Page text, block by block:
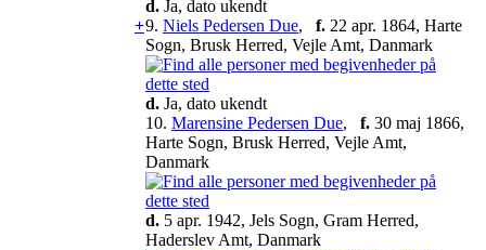
d. Ja, dato ukendt
+9. Niels Pedersen Due, f. 22 apr. 1864, Harte
Sogn, Brusk Herred, Vejle Amt, Danmark
d. Ja, dato ukendt
10. Marensine Pedersen Due, f. 30 maj 1866,
Harte Sogn, Brusk Herred, Vejle Amt,
Danmark
d. 5 apr. 1942, Jels Sogn, Gram Herred,
Haderslev Amt, Danmark